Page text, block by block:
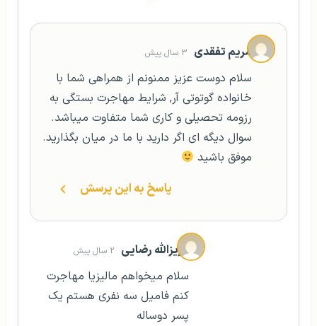
مریم تفقدی ۳ سال پیش
سلام دوست عزیز ممنونم از همراهی شما با
خانواده گوتوتی آر, شرایط مهاجرت بستگی به
رزومه تحصیلی و کاری شما متفاوت میباشد.
سوال دیگه ای اگر دارید با ما در میان بگذارید.
موفق باشید
پاسخ به این پرسش
عزیزالله رضایی ۲ سال پیش
سلام میخواهم مالیزیا مهاجرت
کنم فامیل سه نفری هستم یک
پسر دوساله